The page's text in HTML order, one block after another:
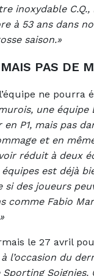
inoxydable C.Q.,
à 53 ans dans
saison.»
PAS DE
ne pourra
une équipe
P1, mais pas
et en
réduit à deux
est déjà
si des joueurs
comme Fabio
le 27 avril
à l’occasion du
Soignies.